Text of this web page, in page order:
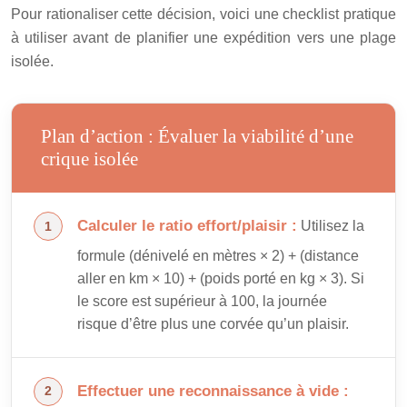
Pour rationaliser cette décision, voici une checklist pratique
à utiliser avant de planifier une expédition vers une plage
isolée.
Plan d’action : Évaluer la viabilité d’une
crique isolée
Calculer le ratio effort/plaisir : Utilisez la
formule (dénivelé en mètres × 2) + (distance
aller en km × 10) + (poids porté en kg × 3). Si
le score est supérieur à 100, la journée
risque d’être plus une corvée qu’un plaisir.
Effectuer une reconnaissance à vide :